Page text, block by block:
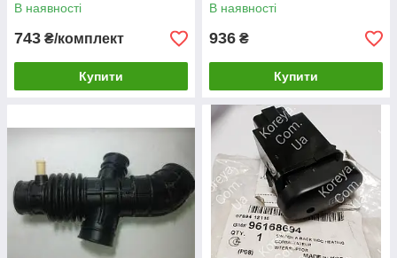
В наявності
743 ₴/комплект
Купити
В наявності
936 ₴
Купити